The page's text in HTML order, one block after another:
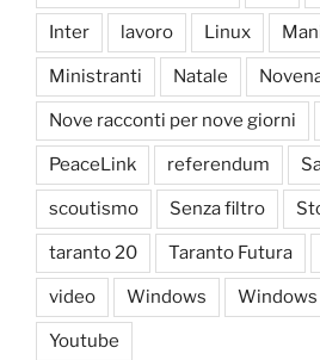
Inter lavoro Linux
Ministranti Natale
Nove racconti per nove giorni
PeaceLink referendum
scoutismo Senza filtro
taranto 20 Taranto Futura
video Windows Windows
Youtube